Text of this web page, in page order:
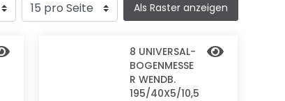
Als Raster anzeigen
8 UNIVERSAL-
BOGENMESSE
R WENDB.
195/40X5/10,5